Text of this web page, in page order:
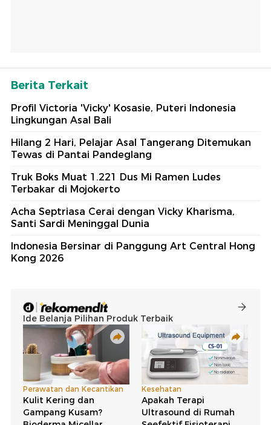
Berita Terkait
Profil Victoria 'Vicky' Kosasie, Puteri Indonesia
Lingkungan Asal Bali
Hilang 2 Hari, Pelajar Asal Tangerang Ditemukan
Tewas di Pantai Pandeglang
Truk Boks Muat 1.221 Dus Mi Ramen Ludes
Terbakar di Mojokerto
Acha Septriasa Cerai dengan Vicky Kharisma,
Santi Sardi Meninggal Dunia
Indonesia Bersinar di Panggung Art Central Hong
Kong 2026